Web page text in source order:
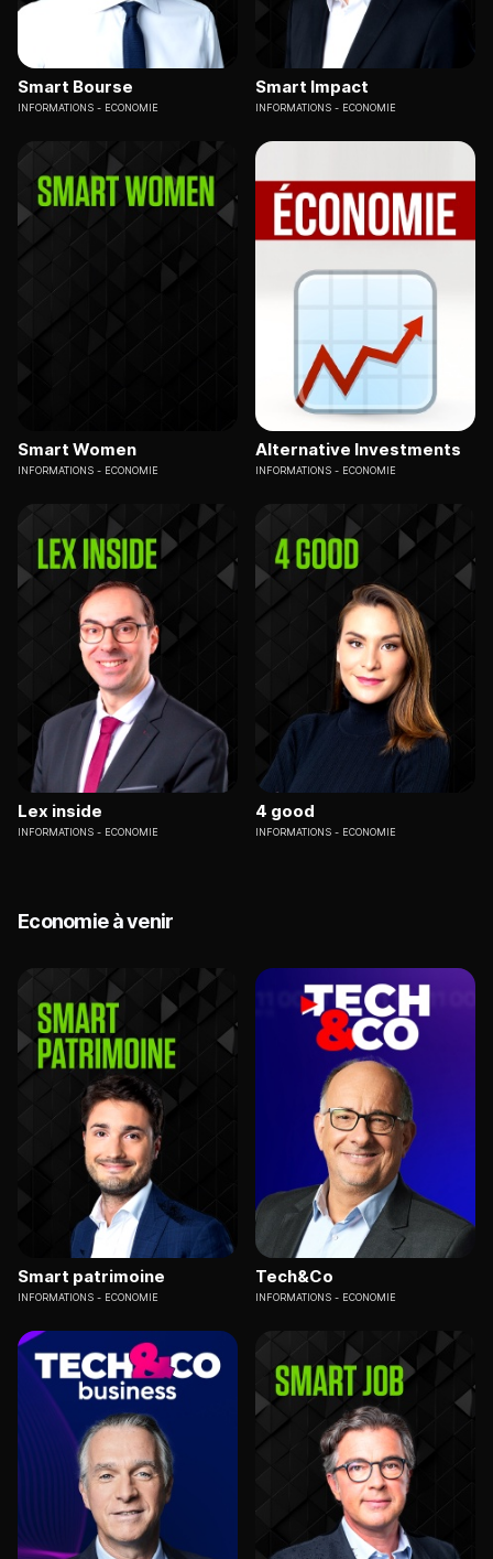
Smart Bourse
INFORMATIONS ECONOMIE
Smart Impact
INFORMATIONS ECONOMIE
Smart Women
INFORMATIONS ECONOMIE
Alternative Investments
INFORMATIONS ECONOMIE
Lex inside
INFORMATIONS ECONOMIE
4 good
INFORMATIONS ECONOMIE
Economie à venir
Smart patrimoine
INFORMATIONS ECONOMIE
Tech&Co
INFORMATIONS ECONOMIE